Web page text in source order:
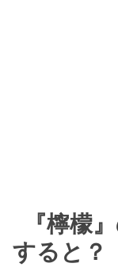
『檸檬
すると？